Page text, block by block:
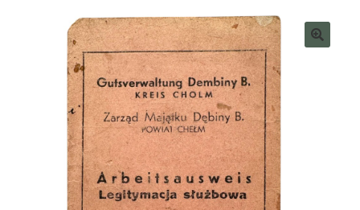
Terms & Conditions – Shipping & Delivery